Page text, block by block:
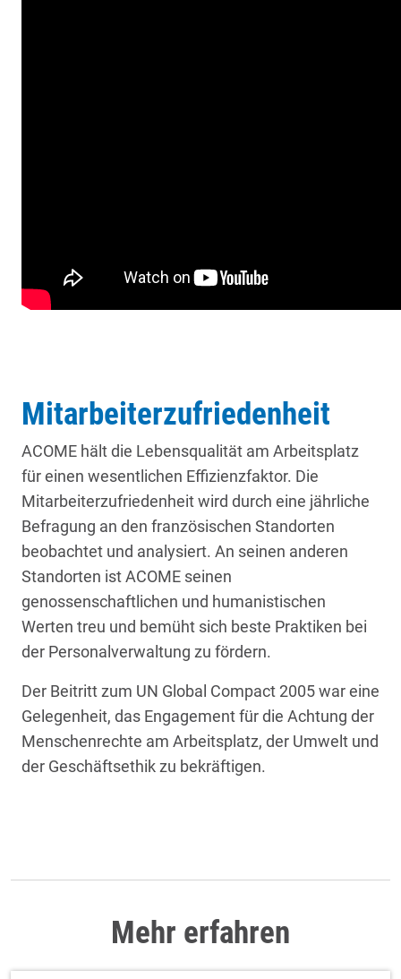
Mitarbeiterzufriedenheit
ACOME hält die Lebensqualität am Arbeitsplatz
für einen wesentlichen Effizienzfaktor. Die
Mitarbeiterzufriedenheit wird durch eine jährliche
Befragung an den französischen Standorten
beobachtet und analysiert. An seinen anderen
Standorten ist ACOME seinen
genossenschaftlichen und humanistischen
Werten treu und bemüht sich beste Praktiken bei
der Personalverwaltung zu fördern.
Der Beitritt zum UN Global Compact 2005 war eine
Gelegenheit, das Engagement für die Achtung der
Menschenrechte am Arbeitsplatz, der Umwelt und
der Geschäftsethik zu bekräftigen.
Mehr erfahren